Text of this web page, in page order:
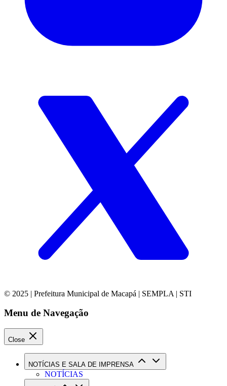
© 2025 | Prefeitura Municipal de Macapá | SEMPLA | STI
Menu de Navegação
Close
NOTÍCIAS E SALA DE IMPRENSA
NOTÍCIAS